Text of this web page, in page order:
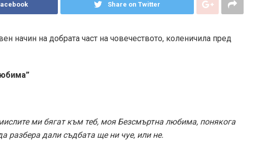
Share on Twitter
начин на добрата част на човечеството, коленичила пред
ми бягат към теб, моя Безсмъртна любима, понякога
разбера дали съдбата ще ни чуе, или не.